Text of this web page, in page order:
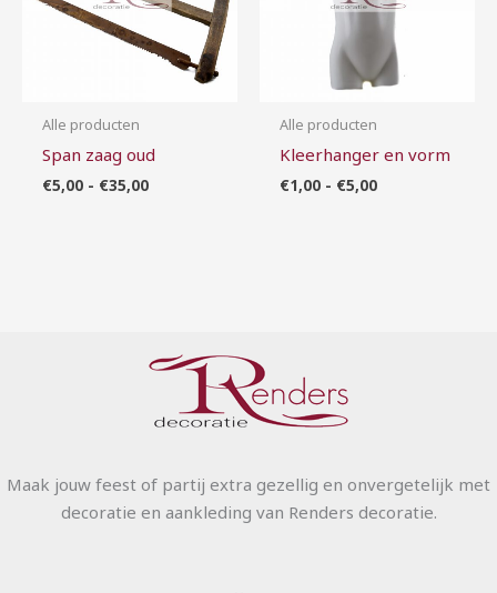
Alle producten
Span zaag oud
€5,00 - €35,00
Alle producten
Kleerhanger en vorm
€1,00 - €5,00
Maak jouw feest of partij extra gezellig en onvergetelijk met
decoratie en aankleding van Renders decoratie.